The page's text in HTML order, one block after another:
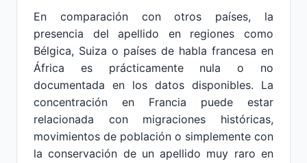
En comparación con otros países, la
presencia del apellido en regiones como
Bélgica, Suiza o países de habla francesa en
África es prácticamente nula o no
documentada en los datos disponibles. La
concentración en Francia puede estar
relacionada con migraciones históricas,
movimientos de población o simplemente con
la conservación de un apellido muy raro en